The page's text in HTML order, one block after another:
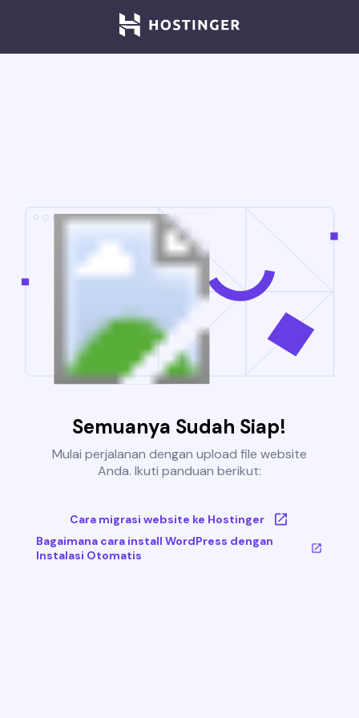
Semuanya Sudah Siap!
Mulai perjalanan dengan upload file website
Anda. Ikuti panduan berikut:
Cara migrasi website ke Hostinger
Bagaimana cara install WordPress dengan
Instalasi Otomatis